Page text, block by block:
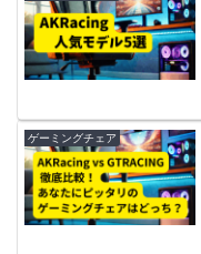
ゲーミングチェア